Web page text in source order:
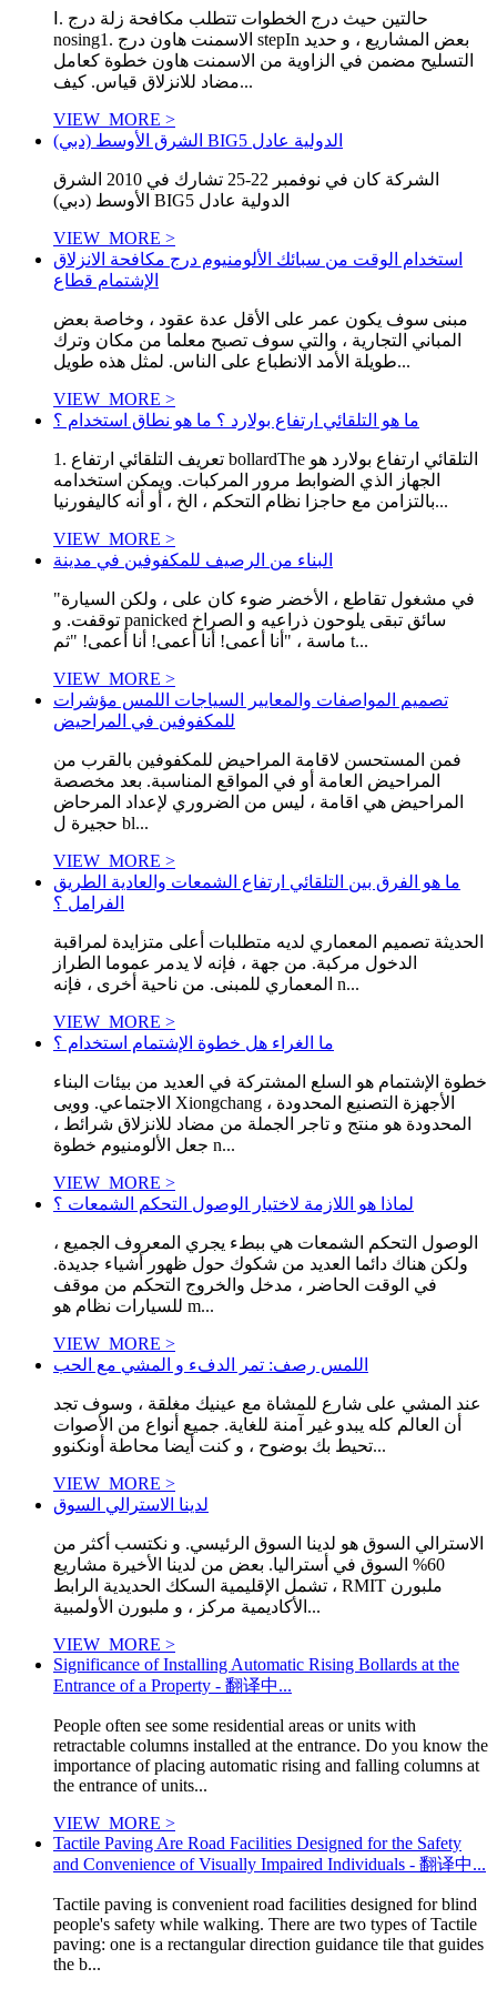
Ⅰ. حالتين حيث درج الخطوات تتطلب مكافحة زلة درج
nosing1. الاسمنت هاون درج stepIn بعض المشاريع ، و حديد
التسليح مضمن في الزاوية من الاسمنت هاون خطوة كعامل
مضاد للانزلاق قياس. كيف...
VIEW_MORE >
الشرق الأوسط (دبي) BIG5 الدولية عادل
الشركة كان في نوفمبر 22-25 تشارك في 2010 الشرق
الأوسط (دبي) BIG5 الدولية عادل
VIEW_MORE >
استخدام الوقت من سبائك الألومنيوم درج مكافحة الانزلاق
الإشتمام قطاع
مبنى سوف يكون عمر على الأقل عدة عقود ، وخاصة بعض
المباني التجارية ، والتي سوف تصبح معلما من مكان وترك
طويلة الأمد الانطباع على الناس. لمثل هذه طويل...
VIEW_MORE >
ما هو التلقائي ارتفاع بولارد ؟ ما هو نطاق استخدام ؟
1. تعريف التلقائي ارتفاع bollardThe التلقائي ارتفاع بولارد هو
الجهاز الذي الضوابط مرور المركبات. ويمكن استخدامه
بالتزامن مع حاجزا نظام التحكم ، الخ ، أو أنه كاليفورنيا...
VIEW_MORE >
البناء من الرصيف للمكفوفين في مدينة
"في مشغول تقاطع ، الأخضر ضوء كان على ، ولكن السيارة
توقفت. و panicked سائق تبقى يلوحون ذراعيه و الصراخ
ماسة ، "أنا أعمى! أنا أعمى! أنا أعمى! "ثم t...
VIEW_MORE >
تصميم المواصفات والمعايير السياجات اللمس مؤشرات
للمكفوفين في المراحيض
فمن المستحسن لاقامة المراحيض للمكفوفين بالقرب من
المراحيض العامة أو في المواقع المناسبة. بعد مخصصة
المراحيض هي اقامة ، ليس من الضروري لإعداد المرحاض
حجيرة ل bl...
VIEW_MORE >
ما هو الفرق بين التلقائي ارتفاع الشمعات والعادية الطريق
الفرامل ؟
الحديثة تصميم المعماري لديه متطلبات أعلى متزايدة لمراقبة
الدخول مركبة. من جهة ، فإنه لا يدمر عموما الطراز
المعماري للمبنى. من ناحية أخرى ، فإنه n...
VIEW_MORE >
ما الغراء هل خطوة الإشتمام استخدام ؟
خطوة الإشتمام هو السلع المشتركة في العديد من بيئات البناء
الاجتماعي. وويى Xiongchang الأجهزة التصنيع المحدودة ،
المحدودة هو منتج و تاجر الجملة من مضاد للانزلاق شرائط ،
جعل الألومنيوم خطوة n...
VIEW_MORE >
لماذا هو اللازمة لاختيار الوصول التحكم الشمعات ؟
الوصول التحكم الشمعات هي ببطء يجري المعروف الجميع ،
ولكن هناك دائما العديد من شكوك حول ظهور أشياء جديدة.
في الوقت الحاضر ، مدخل والخروج التحكم من موقف
للسيارات نظام هو m...
VIEW_MORE >
اللمس رصف: تمر الدفء و المشي مع الحب
عند المشي على شارع للمشاة مع عينيك مغلقة ، وسوف تجد
أن العالم كله يبدو غير آمنة للغاية. جميع أنواع من الأصوات
تحيط بك بوضوح ، و كنت أيضا محاطة أونكنوو...
VIEW_MORE >
لدينا الاسترالي السوق
الاسترالي السوق هو لدينا السوق الرئيسي. و نكتسب أكثر من
60% السوق في أستراليا. بعض من لدينا الأخيرة مشاريع
تشمل الإقليمية السكك الحديدية الرابط ، RMIT ملبورن
الأكاديمية مركز ، و ملبورن الأولمبية...
VIEW_MORE >
Significance of Installing Automatic Rising Bollards at the
Entrance of a Property - 翻译中...
People often see some residential areas or units with
retractable columns installed at the entrance. Do you know the
importance of placing automatic rising and falling columns at
the entrance of units...
VIEW_MORE >
Tactile Paving Are Road Facilities Designed for the Safety
and Convenience of Visually Impaired Individuals - 翻译中...
Tactile paving is convenient road facilities designed for blind
people's safety while walking. There are two types of Tactile
paving: one is a rectangular direction guidance tile that guides
the b...